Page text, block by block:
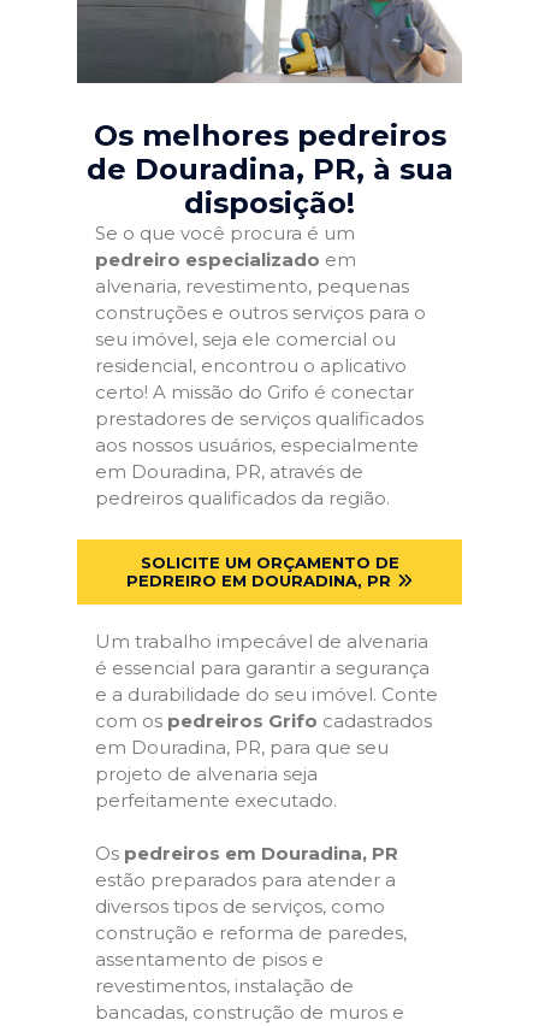
Os melhores pedreiros
de Douradina, PR, à sua
disposição!
Se o que você procura é um
pedreiro especializado em
alvenaria, revestimento, pequenas
construções e outros serviços para o
seu imóvel, seja ele comercial ou
residencial, encontrou o aplicativo
certo! A missão do Grifo é conectar
prestadores de serviços qualificados
aos nossos usuários, especialmente
em Douradina, PR, através de
pedreiros qualificados da região.
SOLICITE UM ORÇAMENTO DE
PEDREIRO EM DOURADINA, PR
Um trabalho impecável de alvenaria
é essencial para garantir a segurança
e a durabilidade do seu imóvel. Conte
com os pedreiros Grifo cadastrados
em Douradina, PR, para que seu
projeto de alvenaria seja
perfeitamente executado.
Os pedreiros em Douradina, PR
estão preparados para atender a
diversos tipos de serviços, como
construção e reforma de paredes,
assentamento de pisos e
revestimentos, instalação de
bancadas, construção de muros e